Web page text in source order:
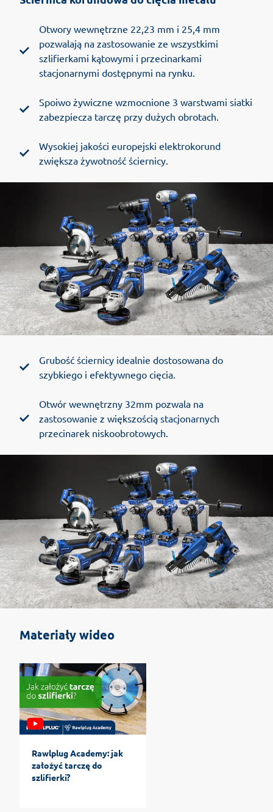
Otwory wewnętrzne 22,23 mm i 25,4 mm
pozwalają na zastosowanie ze wszystkimi
szlifierkami kątowymi i przecinarkami
stacjonarnymi dostępnymi na rynku.
Spoiwo żywiczne wzmocnione 3 warstwami siatki
zabezpiecza tarczę przy dużych obrotach.
Wysokiej jakości europejski elektrokorund
zwiększa żywotność ściernicy.
Grubość ściernicy idealnie dostosowana do
szybkiego i efektywnego cięcia.
Otwór wewnętrzny 32mm pozwala na
zastosowanie z większością stacjonarnych
przecinarek niskoobrotowych.
Materiały wideo
Rawlplug Academy: jak
założyć tarczę do
szlifierki?